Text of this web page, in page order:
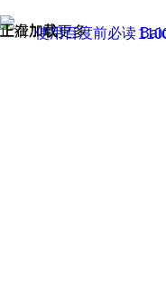
正在加载
上滑加载更多
使用百度前必读京公